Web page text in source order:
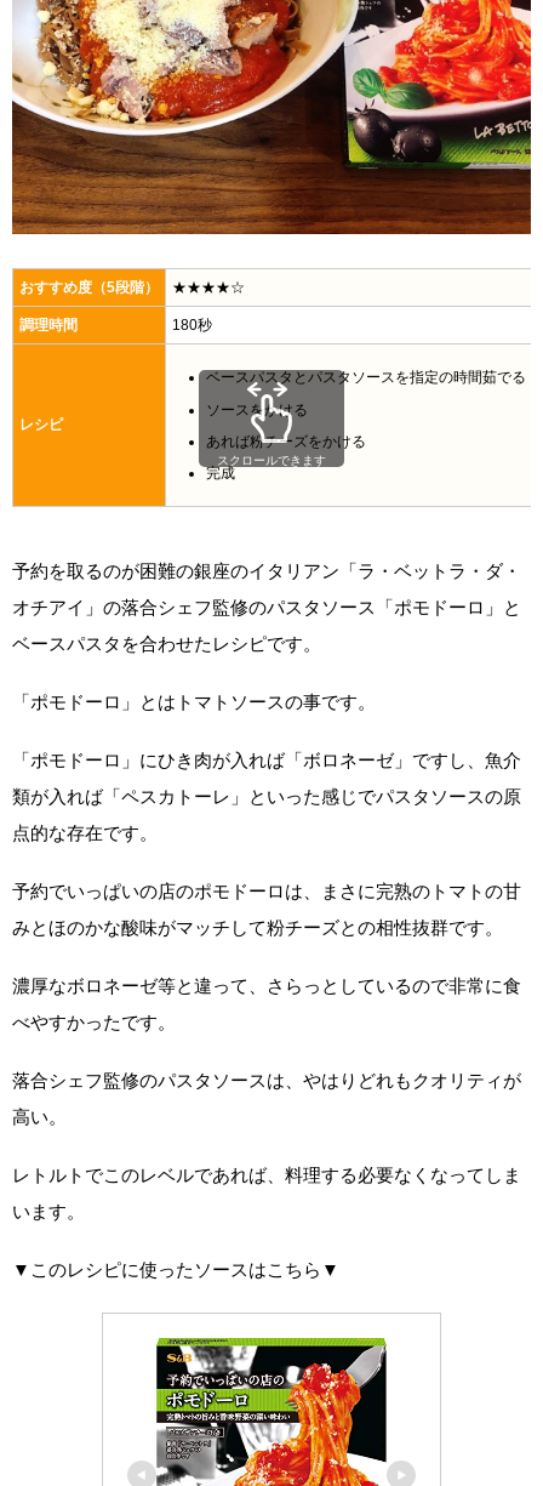
おすすめ度（5段階） ★★★★☆
調理時間 180秒
レシピ
ベースパスタとパスタソースを指定の時間茹でる
ソースをかける
あれば粉チーズをかける
完成
スクロールできます
予約を取るのが困難の銀座のイタリアン「ラ・ベットラ・ダ・
オチアイ」の落合シェフ監修のパスタソース「ポモドーロ」と
ベースパスタを合わせたレシピです。
「ポモドーロ」とはトマトソースの事です。
「ポモドーロ」にひき肉が入れば「ボロネーゼ」ですし、魚介
類が入れば「ペスカトーレ」といった感じでパスタソースの原
点的な存在です。
予約でいっぱいの店のポモドーロは、まさに完熟のトマトの甘
みとほのかな酸味がマッチして粉チーズとの相性抜群です。
濃厚なボロネーゼ等と違って、さらっとしているので非常に食
べやすかったです。
落合シェフ監修のパスタソースは、やはりどれもクオリティが
高い。
レトルトでこのレベルであれば、料理する必要なくなってしま
います。
▼このレシピに使ったソースはこちら▼